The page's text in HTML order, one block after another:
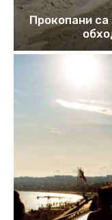
Прокопани